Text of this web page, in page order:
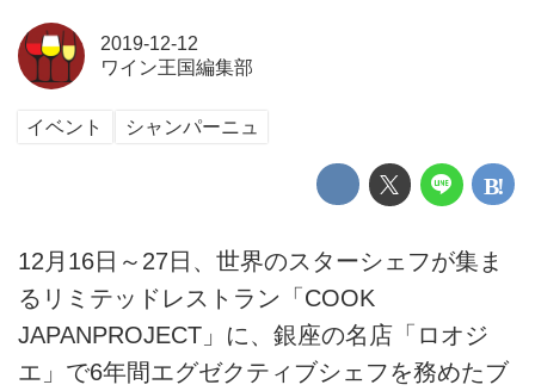
2019-12-12
ワイン王国編集部
イベント シャンパーニュ
12月16日～27日、世界のスターシェフが集ま
るリミテッドレストラン「COOK
JAPANPROJECT」に、銀座の名店「ロオジ
エ」で6年間エグゼクティブシェフを務めたブ